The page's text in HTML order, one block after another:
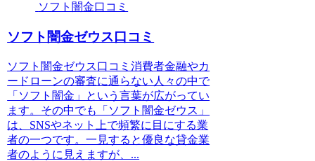
ソフト闇金口コミ
ソフト闇金ゼウス口コミ
ソフト闇金ゼウス口コミ消費者金融やカ
ードローンの審査に通らない人々の中で
「ソフト闇金」という言葉が広がってい
ます。その中でも「ソフト闇金ゼウス」
は、SNSやネット上で頻繁に目にする業
者の一つです。一見すると優良な貸金業
者のように見えますが、...